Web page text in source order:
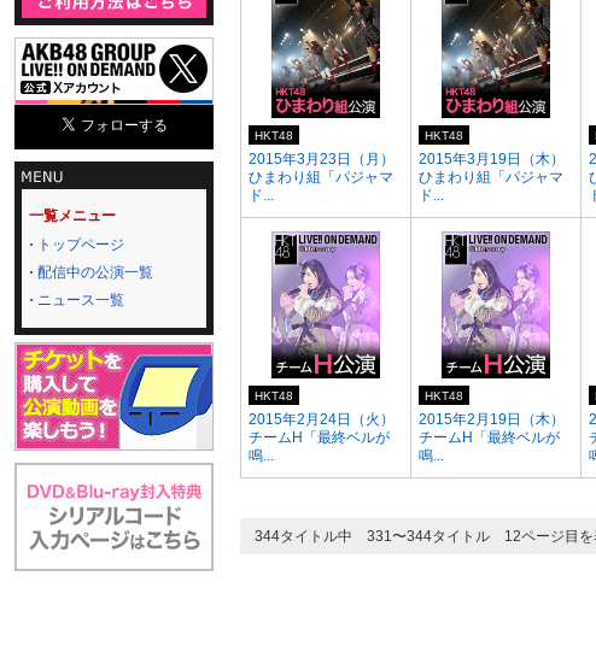
一覧メニュー
トップページ
配信中の公演一覧
ニュース一覧
2015年3月23日（月）
ひまわり組「パジャマ
ド...
HKT48
2015年3月19日（木）
ひまわり組「パジャマ
ド...
HKT48
2015年2月24日（火）
チームH「最終ベルが
鳴...
HKT48
2015年2月19日（木）
チームH「最終ベルが
鳴...
HKT48
344タイトル中 331〜344タイトル 12ページ目を